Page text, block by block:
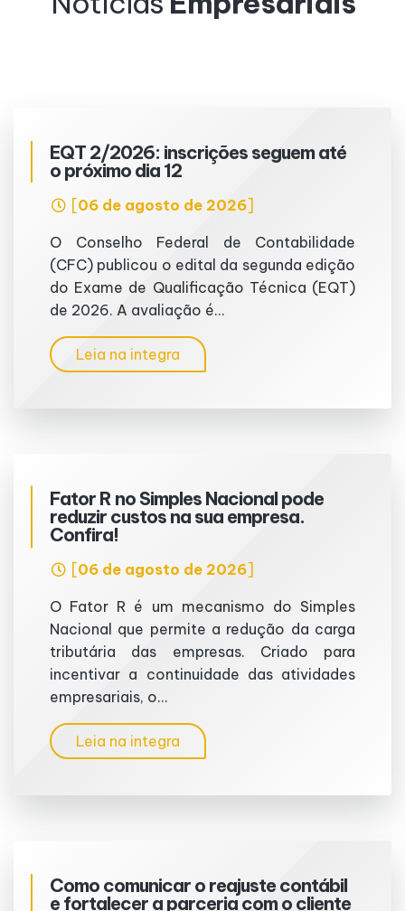
EQT 2/2026: inscrições seguem até
o próximo dia 12
[06 de agosto de 2026]
O Conselho Federal de Contabilidade
(CFC) publicou o edital da segunda edição
do Exame de Qualificação Técnica (EQT)
de 2026. A avaliação é...
Leia na integra
Fator R no Simples Nacional pode
reduzir custos na sua empresa.
Confira!
[06 de agosto de 2026]
O Fator R é um mecanismo do Simples
Nacional que permite a redução da carga
tributária das empresas. Criado para
incentivar a continuidade das atividades
empresariais, o...
Leia na integra
Como comunicar o reajuste contábil
e fortalecer a parceria com o cliente